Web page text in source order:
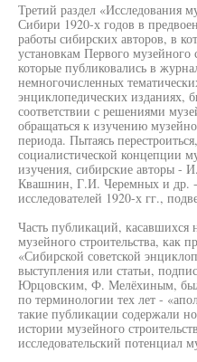
Третий раздел «Исследования
Сибири 1920-х годов в
работы сибирских авторов, в
установкам Первого музейного
которые публиковались в
немногочисленных
энциклопедических изданиях,
соответствии с решениями
обращаться к изучению
периода. Пытаясь
социалистической концепции
изучения, сибирские авторы -
Квашнин, Г.И. Черемных и др.
исследователей 1920-х гг.,
Часть публикаций, касавшихся
музейного строительства, как
«Сибирской советской
выступления или статьи,
Юрцовским, Ф. Мелёхиным,
по терминологии тех лет -
такие публикации содержали
истории музейного
исследовательский потенциал